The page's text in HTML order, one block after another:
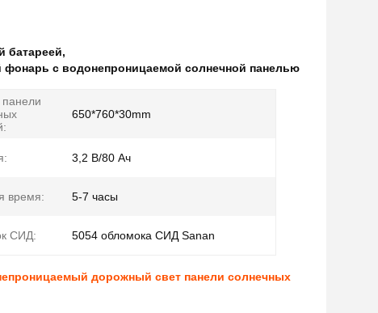
батареей,
с водонепроницаемой солнечной панелью
650*760*30mm
3,2 В/80 Ач
время: 5-7 часы
СИД: 5054 обломока СИД Sanan
дорожный свет панели солнечных